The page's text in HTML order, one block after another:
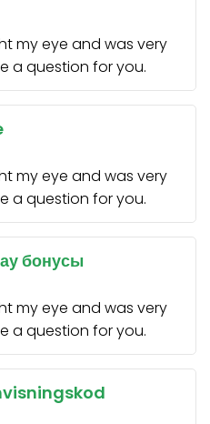
my eye and was very
a question for you.
my eye and was very
a question for you.
бонусы
my eye and was very
a question for you.